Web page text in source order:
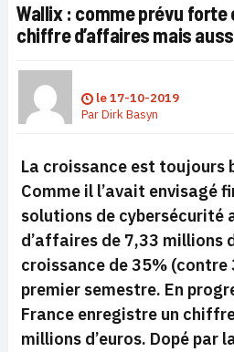
Wallix : comme prévu forte
chiffre d’affaires mais
le17-10-2019
ParDirk Basyn
La croissance est toujours
Comme il l’avait envisagé
solutions de cybersécurité
d’affaires de 7,33 millions
croissance de 35% (contre
premier semestre. En
France enregistre un
millions d’euros. Dopé par